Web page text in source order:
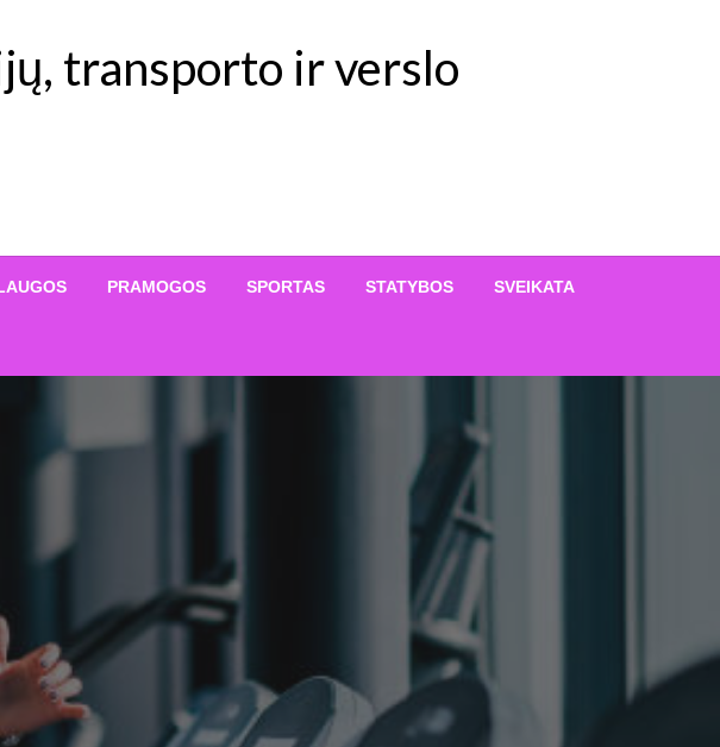
transporto ir verslo
PRAMOGOS SPORTAS STATYBOS SVEIKATA